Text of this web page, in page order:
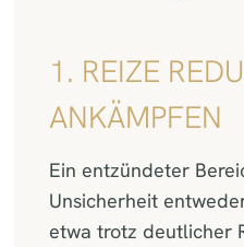
1. REIZE
ANKÄMPFEN
Ein entzündeter
Unsicherheit
etwa trotz deutlicher